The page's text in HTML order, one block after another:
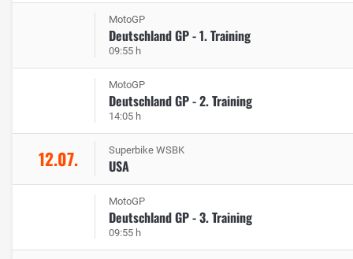
MotoGP
Deutschland GP - 1. Training
09:55 h
MotoGP
Deutschland GP - 2. Training
14:05 h
12.07. Superbike WSBK
USA
MotoGP
Deutschland GP - 3. Training
09:55 h